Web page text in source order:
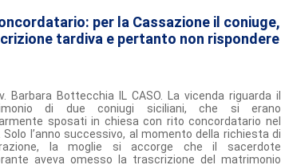
per la Cassazione il coniuge,
tardiva e pertanto non rispondere
Barbara Bottecchia IL CASO. La vicenda riguarda il
di due coniugi siciliani, che si erano
sposati in chiesa con rito concordatario nel
Solo l’anno successivo, al momento della richiesta di
la moglie si accorge che il sacerdote
aveva omesso la trascrizione del matrimonio